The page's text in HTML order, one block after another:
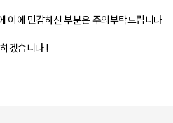
이에 민감하신 부분은 주의부탁드립니다
겠습니다 !